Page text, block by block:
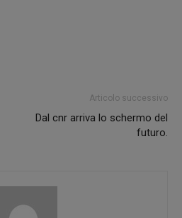
Articolo successivo
Dal cnr arriva lo schermo del
futuro.